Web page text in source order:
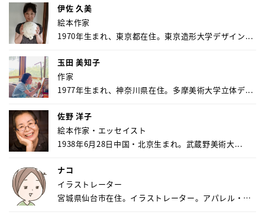
伊佐 久美
絵本作家
1970年生まれ、東京都在住。東京造形大学デザイン...
玉田 美知子
作家
1977年生まれ、神奈川県在住。多摩美術大学立体デ...
佐野 洋子
絵本作家・エッセイスト
1938年6月28日中国・北京生まれ。武蔵野美術大...
ナコ
イラストレーター
宮城県仙台市在住。イラストレーター。アパレル・キ